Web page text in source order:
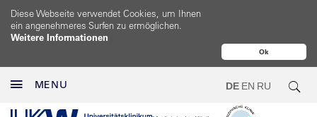
Ok
Diese Webseite verwendet Cookies, um Ihnen
ein angenehmeres Surfen zu ermöglichen.
Weitere Informationen
MENU DE EN RU